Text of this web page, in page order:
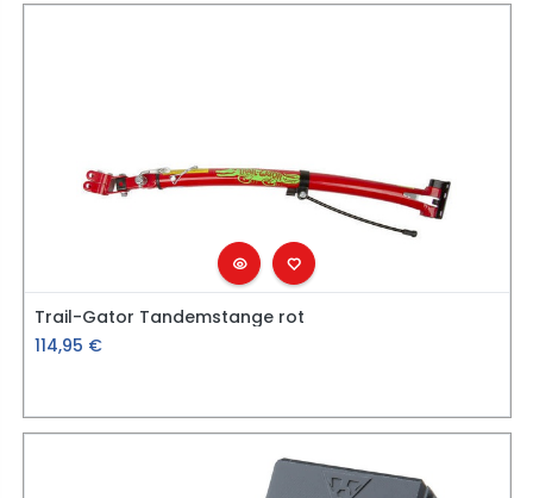
Trail-Gator Tandemstange rot
114,95 €